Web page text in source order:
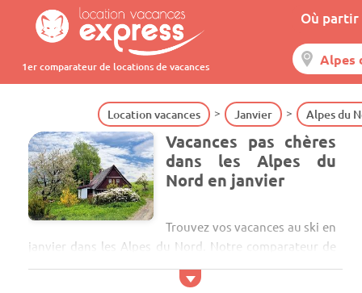
1er comparateur de locations de vacances
Où partir
Location vacances Janvier Alpes du
Vacances pas chères
dans les Alpes du
Nord en janvier
Trouvez vos vacances au ski en
janvier dans les Alpes du Nord. Notre comparateur de
location de vacances vous apportera son aide pour
trouver la location qui vous convient. Profitez et partez